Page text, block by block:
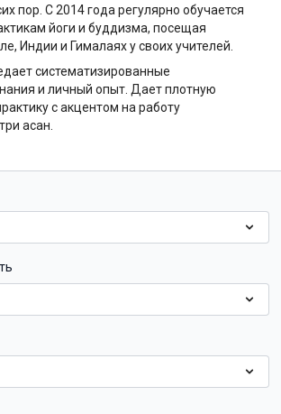
пор. С 2014 года регулярно обучается
йоги и буддизма, посещая
Индии и Гималаях у своих учителей.
систематизированные
и личный опыт. Дает плотную
с акцентом на работу
асан.